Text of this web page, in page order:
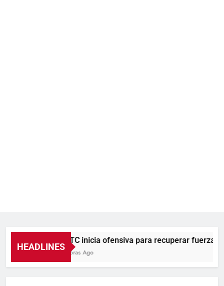
HEADLINES
UNTC inicia ofensiva para recuperar fuerza
4 Horas Ago